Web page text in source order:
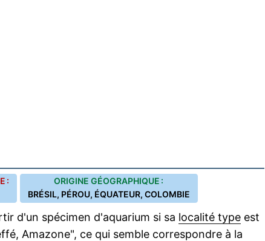
:
ORIGINE GÉOGRAPHIQUE :
BRÉSIL, PÉROU, ÉQUATEUR, COLOMBIE
d'un spécimen d'aquarium si sa localité type est
Amazone", ce qui semble correspondre à la